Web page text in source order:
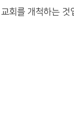
회를 개척하는 것